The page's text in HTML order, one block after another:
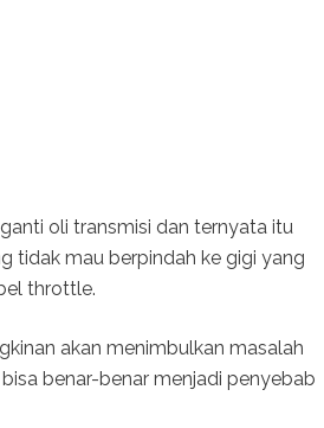
oli transmisi dan ternyata itu
tidak mau berpindah ke gigi yang
throttle.
akan menimbulkan masalah
benar-benar menjadi penyebab